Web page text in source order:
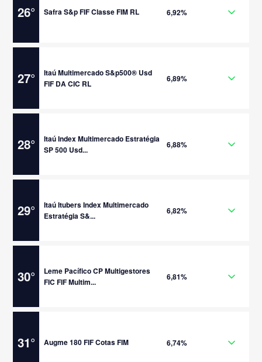
26° Safra S&p FIF Classe FIM RL 6,92%
27°
Itaú Multimercado S&p500® Usd
FIF DA CIC RL
6,89%
28°
Itaú Index Multimercado Estratégia
SP 500 Usd...
6,88%
29°
Itaú Itubers Index Multimercado
Estratégia S&...
6,82%
30°
Leme Pacífico CP Multigestores
FIC FIF Multim...
6,81%
31° Augme 180 FIF Cotas FIM 6,74%